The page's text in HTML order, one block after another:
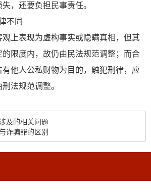
，还要负担民事责任。
不同
观上表现为虚构事实或隐瞒真相，但其
限度内，故仍由民法规范调整；而合
有他人公私财物为目的，触犯刑律，应
法规范调整。
及的相关问题
诈骗罪的区别